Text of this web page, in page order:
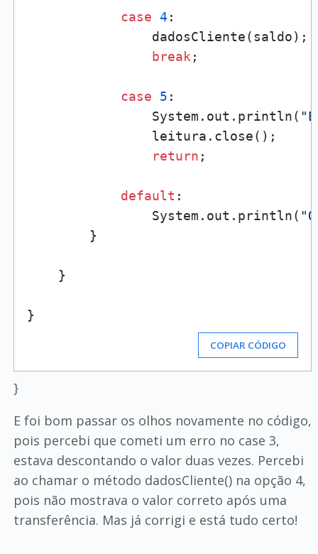
case 4 :
                dadosCliente(saldo);
break ;
case 5 :
                System.out.println(
                leitura.close();
return ;
default :
                System.out.println(
        }
    }
COPIAR CÓDIGO
}
E foi bom passar os olhos novamente no código,
pois percebi que cometi um erro no case 3,
estava descontando o valor duas vezes. Percebi
ao chamar o método dadosCliente() na opção 4,
pois não mostrava o valor correto após uma
transferência. Mas já corrigi e está tudo certo!